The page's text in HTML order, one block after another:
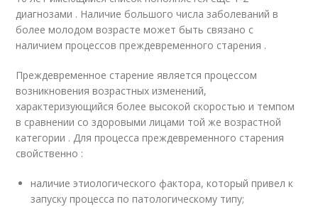
диагнозами . Наличие большого числа заболеваний в
более молодом возрасте может быть связано с
наличием процессов преждевременного старения .
Преждевременное старение является процессом
возникновения возрастных изменений,
характеризующийся более высокой скоростью и темпом
в сравнении со здоровыми лицами той же возрастной
категории . Для процесса преждевременного старения
свойственно :
наличие этиологического фактора, который привел к
запуску процесса по патологическому типу;